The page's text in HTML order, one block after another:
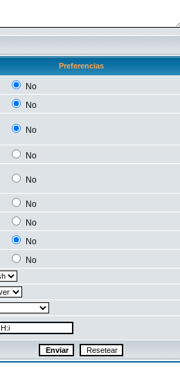
Preferencias
No
No
No
No
No
No
No
No
No